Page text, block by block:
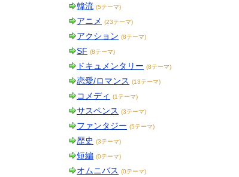
韓流 (5テーマ)
アニメ (23テーマ)
アクション (8テーマ)
SF (8テーマ)
ドキュメンタリー (8テーマ)
恋愛/ロマンス (13テーマ)
コメディ (1テーマ)
サスペンス (3テーマ)
ファンタジー (5テーマ)
歴史 (3テーマ)
短編 (0テーマ)
オムニバス (0テーマ)